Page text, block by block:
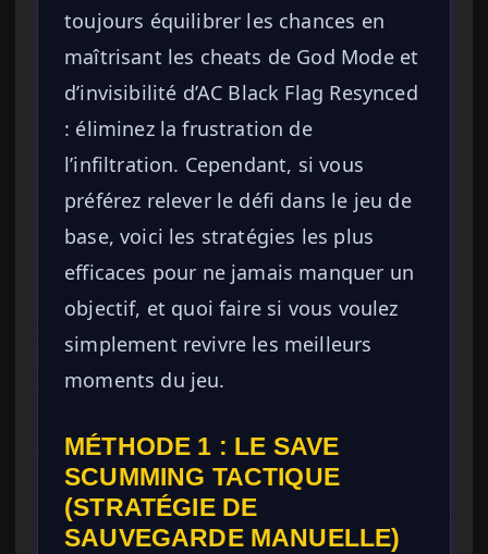
toujours équilibrer les chances en
maîtrisant les cheats de God Mode et
d’invisibilité d’AC Black Flag Resynced
: éliminez la frustration de
l’infiltration. Cependant, si vous
préférez relever le défi dans le jeu de
base, voici les stratégies les plus
efficaces pour ne jamais manquer un
objectif, et quoi faire si vous voulez
simplement revivre les meilleurs
moments du jeu.
MÉTHODE 1 : LE SAVE
SCUMMING TACTIQUE
(STRATÉGIE DE
SAUVEGARDE MANUELLE)